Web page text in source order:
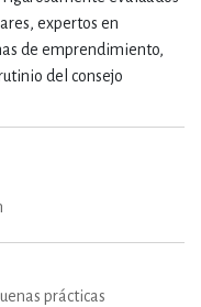
expertos en
de emprendimiento,
del consejo
prácticas